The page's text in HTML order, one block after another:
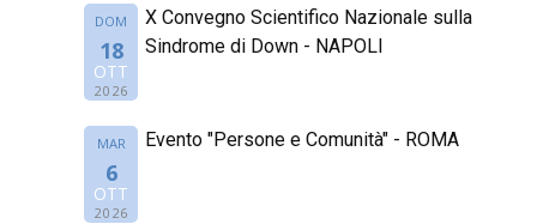
DOM
18
OTT
2026
X Convegno Scientifico Nazionale sulla
Sindrome di Down - NAPOLI
MAR
6
OTT
2026
Evento "Persone e Comunità" - ROMA